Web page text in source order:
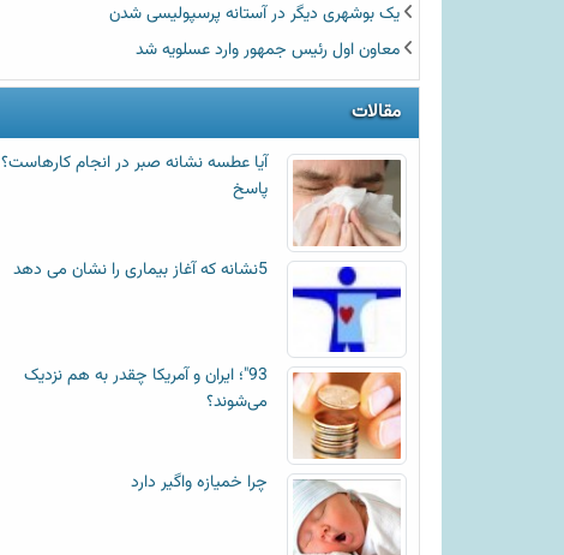
یک بوشهری دیگر در آستانه پرسپولیسی شدن
معاون اول رئیس جمهور وارد عسلویه شد
مقالات
آیا عطسه‌ نشانه صبر در انجام کارهاست؟
پاسخ
5نشانه که آغاز بیماری را نشان می دهد
93"؛ ایران و آمریکا چقدر به هم نزدیک
می‌شوند؟
چرا خمیازه واگیر دارد